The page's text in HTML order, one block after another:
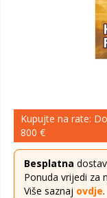
Kupujte na rate: Do
800 €
Besplatna
Ponuda vrijedi za
Više saznaj ovdje.